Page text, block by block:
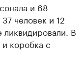
и 68
человек и 12
В
коробка с